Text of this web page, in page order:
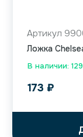
В наличии:
Артикул
Ложка
173 ₽